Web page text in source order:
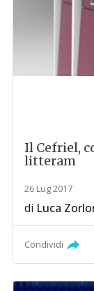
Il Cefriel,
litteram
26 Lug 2017
di Luca
Condividi